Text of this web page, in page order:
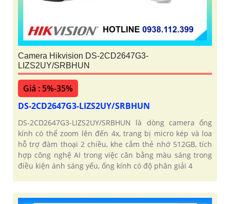
Camera Hikvision DS-2CD2647G3-
LIZS2UY/SRBHUN
Giá : 5%-35%
DS-2CD2647G3-LIZS2UY/SRBHUN
DS-2CD2647G3-LIZS2UY/SRBHUN là dòng camera ống
kính có thể zoom lên đến 4x, trang bị micro kép và loa
hỗ trợ đàm thoại 2 chiều, khe cắm thẻ nhớ 512GB, tích
hợp công nghệ AI trong việc cân bằng màu sáng trong
điều kiện ánh sáng yếu, ống kính có độ phân giải 4